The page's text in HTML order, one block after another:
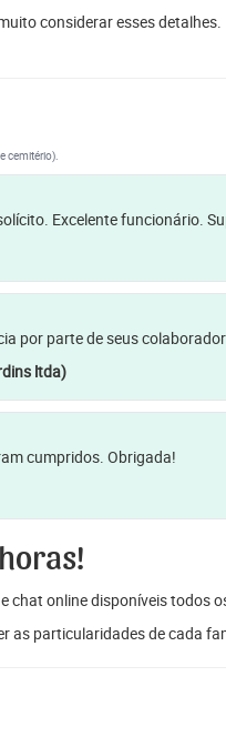
considerar esses
cemitério).
Excelente funcionário.
por parte de seus
ltda)
cumpridos. Obrigada!
e chat online disponíveis todos
as particularidades de cada